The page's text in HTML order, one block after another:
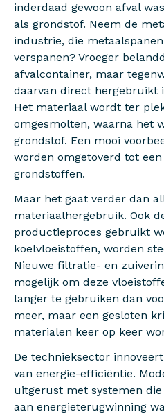
inderdaad gewoon afval
als grondstof. Neem de
industrie, die
verspanen? Vroeger
afvalcontainer, maar
daarvan direct hergebruikt
Het materiaal wordt ter
omgesmolten, waarna het
grondstof. Een mooi
worden omgetoverd tot
grondstoffen.
Maar het gaat verder dan
materiaalhergebruik. Ook
productieproces gebruikt
koelvloeistoffen, worden
Nieuwe filtratie- en
mogelijk om deze
langer te gebruiken dan
meer, maar een gesloten
materialen keer op keer
De technieksector
van energie-efficiëntie.
uitgerust met systemen
aan energieterugwinning